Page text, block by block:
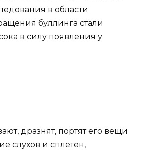
в области
буллинга стали
в силу появления у
дразнят, портят его вещи
слухов и сплетен,